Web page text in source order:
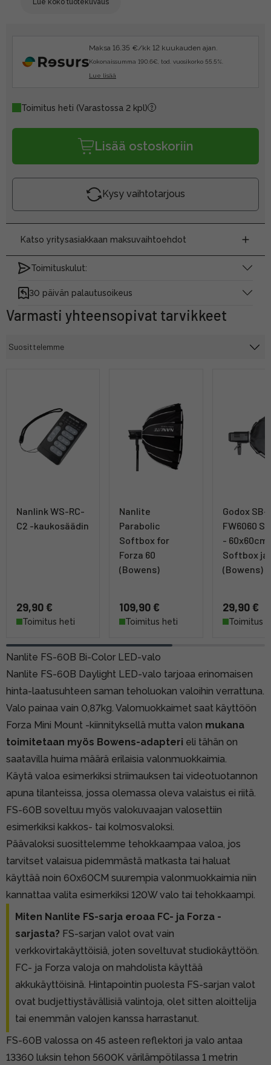
Lue koko tuotekuvaus
Maksa 16.35 €/kk 12 kuukauden ajan.
Kokonaissumma 190.6€, tod. vuosikorko 55.5%.
Lue lisää
Toimitus heti (Varastossa 2 kpl)
Lisää ostoskoriin
Kysy vaihtotarjous
Katso yritysasiakkaan maksuvaihtoehdot
Toimituskulut:
30 päivän palautusoikeus
Varmasti yhteensopivat tarvikkeet
Nanlink WS-RC-
C2 -kaukosäädin
29,90 €
Toimitus heti
Nanlite
Parabolic
Softbox for
Forza 60
(Bowens)
109,90 €
Toimitus heti
Godox SB-
FW6060
- 60x60cm
Softbox ja
(Bowens)
29,90 €
Toimitus
Nanlite FS-60B Bi-Color LED-valo
Nanlite FS-60B Daylight LED-valo tarjoaa erinomaisen
hinta-laatusuhteen saman teholuokan valoihin verrattuna.
Valo painaa vain 0,87kg. Valomuokkaimet saat käyttöön
Forza Mini Mount -kiinnityksellä mutta valon mukana
toimitetaan myös Bowens-adapteri eli tähän on
saatavilla huima määrä erilaisia valonmuokkaimia.
Käytä valoa esimerkiksi striimauksen tai videotuotannon
apuna tilanteissa, jossa olemassa oleva valaistus ei riitä.
FS-60B soveltuu myös valokuvaajan valosettiin
esimerkiksi kakkos- tai kolmosvaloksi.
Päävaloksi suosittelemme tehokkaampaa valoa, jos
tarvitset valaisua pidemmästä matkasta tai haluat
käyttää noin 60x60CM suurempia valonmuokkaimia niin
kannattaa valita esimerkiksi 120W valo tai tehokkaampi.
Miten Nanlite FS-sarja eroaa FC- ja Forza -
sarjasta? FS-sarjan valot ovat vain
verkkovirtakäyttöisiä, joten soveltuvat studiokäyttöön.
FC- ja Forza valoja on mahdolista käyttää
akkukäyttöisinä. Hintapointin puolesta FS-sarjan valot
ovat budjettiystävällisiä valintoja, olet sitten aloittelija
tai enemmän valojen kanssa harrastanut.
FS-60B valossa on 45 asteen reflektori ja valo antaa
13360 luksin tehon 5600K värilämpötilassa 1 metrin